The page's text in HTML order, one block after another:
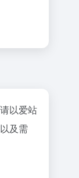
以爱站
及需